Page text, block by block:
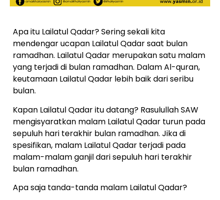
Apa itu Lailatul Qadar? Sering sekali kita
mendengar ucapan Lailatul Qadar saat bulan
ramadhan. Lailatul Qadar merupakan satu malam
yang terjadi di bulan ramadhan. Dalam Al-quran,
keutamaan Lailatul Qadar lebih baik dari seribu
bulan.
Kapan Lailatul Qadar itu datang? Rasulullah SAW
mengisyaratkan malam Lailatul Qadar turun pada
sepuluh hari terakhir bulan ramadhan. Jika di
spesifikan, malam Lailatul Qadar terjadi pada
malam-malam ganjil dari sepuluh hari terakhir
bulan ramadhan.
Apa saja tanda-tanda malam Lailatul Qadar?